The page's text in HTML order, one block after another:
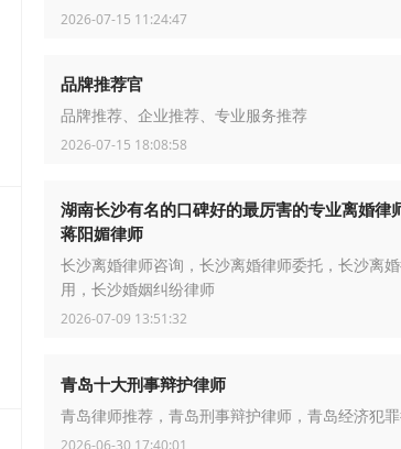
2026-07-15 11:24:47
品牌推荐官
品牌推荐、企业推荐、专业服务推荐
2026-07-15 18:08:58
湖南长沙有名的口碑好的最厉害的专业离婚律
蒋阳媚律师
长沙离婚律师咨询，长沙离婚律师委托，长沙离
用，长沙婚姻纠纷律师
2026-07-09 13:51:32
青岛十大刑事辩护律师
青岛律师推荐，青岛刑事辩护律师，青岛经济犯
2026-06-30 17:40:01